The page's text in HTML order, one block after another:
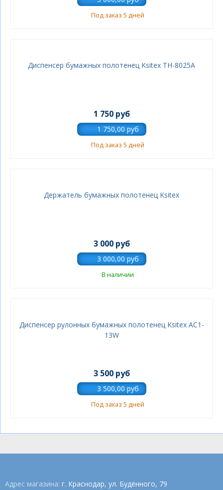
Под заказ 5 дней
Диспенсер бумажных полотенец Ksitex ТН-8025A
1 750 руб
Под заказ 5 дней
Держатель бумажных полотенец Ksitex
3 000 руб
В наличии
Диспенсер рулонных бумажных полотенец Ksitex AC1-
13W
3 500 руб
Под заказ 5 дней
Адрес магазина: г. Краснодар, ул. Будённого, 79